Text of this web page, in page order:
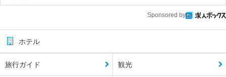
Sponsored by
ホテル
旅行ガイド 観光